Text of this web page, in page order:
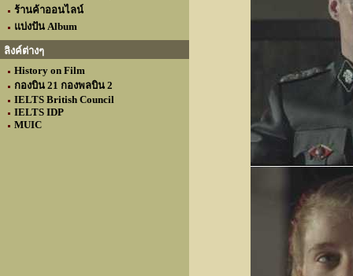
ร้านค้าออนไลน์
แบ่งปัน Album
ลิงค์ต่างๆ
History on Film
กองบิน 21 กองพลบิน 2
IELTS British Council
IELTS IDP
MUIC